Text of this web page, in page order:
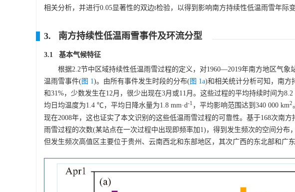
相关分析，并进行0.05显著性的双边t检验，以得到影响南方持续性低温雨雪年际
3. 南方持续性低温雨雪事件及环流分型
3.1 基本气候特征
根据2.2节中区域持续性低温雨雪过程的定义，对1960—2019年南方地区气
温雨雪事件(图 1)。由所有事件发生时段的分布(图 1a)和相关统计分析可知，南方
和31%，少数发生在12月，很少出现在3月或11月。这些过程的平均持续时间为
均日均温度为1.4 ℃，平均日降水量为1.8 mm·d-1 ，平均影响范围达到340 000 km2
现在2008年，这也证实了本文识别的这些低温雨雪过程的可靠性。基于168次南
雨雪过程的次数(某站点在一次过程中出现即频率加1)，得到发生频次的空间分布
但发生频次高值区主要位于贵州、云南西北和东部地区，其次广西的东北部和广